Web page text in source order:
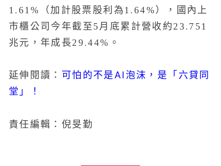
1.61%（加計股票股利為1.64%），國內上
市櫃公司今年截至5月底累計營收約23.751
兆元，年成長29.44%。
延伸閱讀： 可怕的不是AI泡沫，是「六貸同
堂」！
責任編輯：倪旻勤